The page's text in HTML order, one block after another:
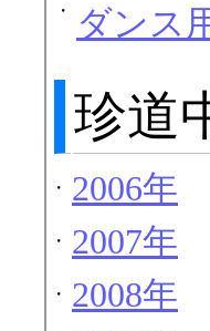
・ ダンス
珍道
・ 2006年
・ 2007年
・ 2008年